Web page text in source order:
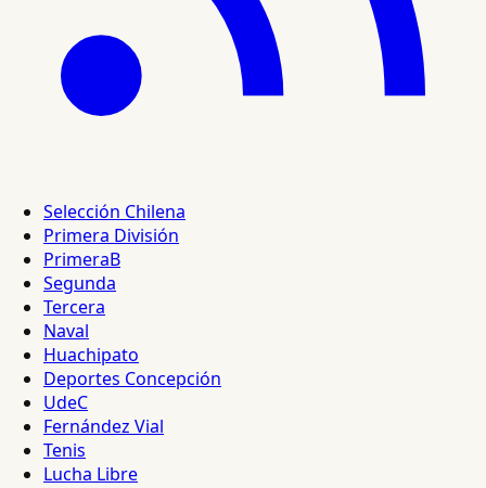
Selección Chilena
Primera División
PrimeraB
Segunda
Tercera
Naval
Huachipato
Deportes Concepción
UdeC
Fernández Vial
Tenis
Lucha Libre